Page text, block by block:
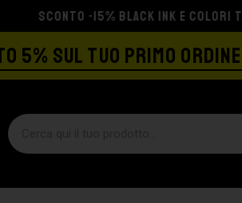
SPEDIZIONE GRATIS A PARTIRE
5% SUL TUO PRIMO